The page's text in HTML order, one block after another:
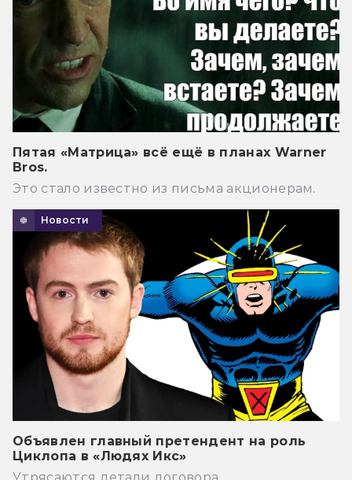
Пятая «Матрица» всё ещё в планах Warner
Bros.
Это стало известно из письма акционерам.
Новости
Объявлен главный претендент на роль
Циклопа в «Людях Икс»